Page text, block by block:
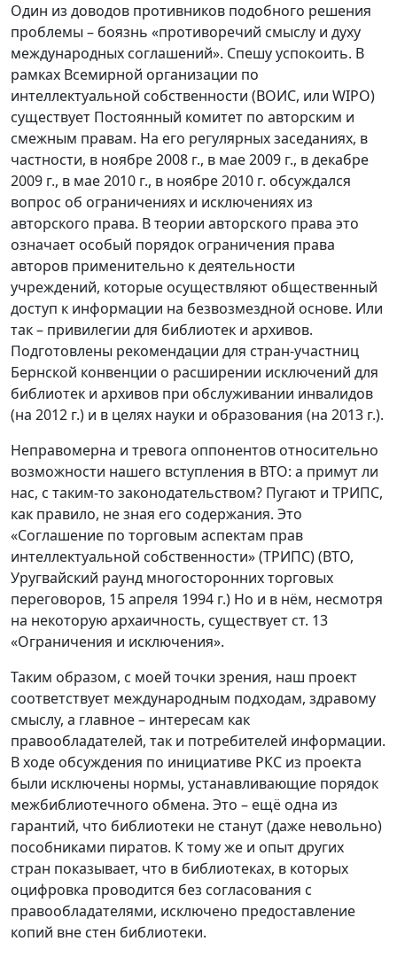
Один из доводов противников подобного решения
проблемы – боязнь «противоречий смыслу и духу
международных соглашений». Спешу успокоить. В
рамках Всемирной организации по
интеллектуальной собственности (ВОИС, или WIPO)
существует Постоянный комитет по авторским и
смежным правам. На его регулярных заседаниях, в
частности, в ноябре 2008 г., в мае 2009 г., в декабре
2009 г., в мае 2010 г., в ноябре 2010 г. обсуждался
вопрос об ограничениях и исключениях из
авторского права. В теории авторского права это
означает особый порядок ограничения права
авторов применительно к деятельности
учреждений, которые осуществляют общественный
доступ к информации на безвозмездной основе. Или
так – привилегии для библиотек и архивов.
Подготовлены рекомендации для стран-участниц
Бернской конвенции о расширении исключений для
библиотек и архивов при обслуживании инвалидов
(на 2012 г.) и в целях науки и образования (на 2013 г.).
Неправомерна и тревога оппонентов относительно
возможности нашего вступления в ВТО: а примут ли
нас, с таким-то законодательством? Пугают и ТРИПС,
как правило, не зная его содержания. Это
«Соглашение по торговым аспектам прав
интеллектуальной собственности» (ТРИПС) (ВТО,
Уругвайский раунд многосторонних торговых
переговоров, 15 апреля 1994 г.) Но и в нём, несмотря
на некоторую архаичность, существует ст. 13
«Ограничения и исключения».
Таким образом, с моей точки зрения, наш проект
соответствует международным подходам, здравому
смыслу, а главное – интересам как
правообладателей, так и потребителей информации.
В ходе обсуждения по инициативе РКС из проекта
были исключены нормы, устанавливающие порядок
межбиблиотечного обмена. Это – ещё одна из
гарантий, что библиотеки не станут (даже невольно)
пособниками пиратов. К тому же и опыт других
стран показывает, что в библиотеках, в которых
оцифровка проводится без согласования с
правообладателями, исключено предоставление
копий вне стен библиотеки.